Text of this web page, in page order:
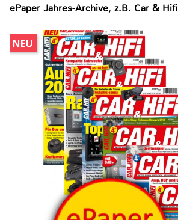
ePaper Jahres-Archive, z.B. Car & Hifi